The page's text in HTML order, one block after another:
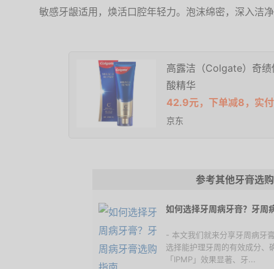
敏感牙龈适用，焕活口腔年轻力。泡沫绵密，深入洁
高露洁（Colgate）奇
酸精华
42.9元，下单减8，实
京东
参考其他牙膏选
如何选择牙周病牙膏？牙周
- 本文我们就来分享牙周病牙
选择能护理牙周的有效成分、
「IPMP」效果显著、牙...